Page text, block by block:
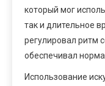
который мог
так и длительное
регулировал ритм
обеспечивал
Использование